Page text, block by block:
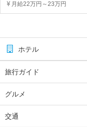
月給22万円～23万円
ホテル
旅行ガイド
グルメ
交通